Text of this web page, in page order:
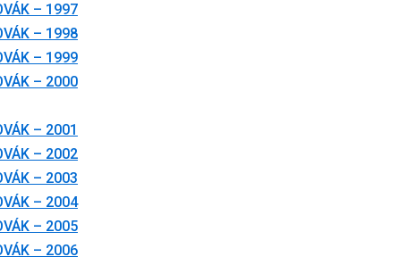
– 1997
– 1998
– 1999
– 2000
– 2001
– 2002
– 2003
– 2004
– 2005
– 2006